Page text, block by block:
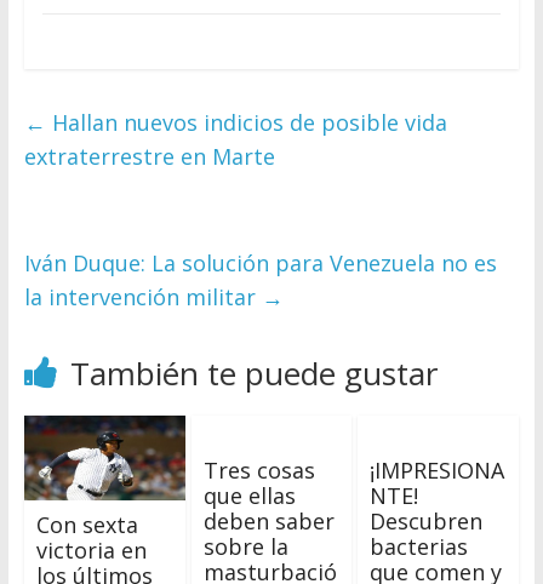
← Hallan nuevos indicios de posible vida
extraterrestre en Marte
Iván Duque: La solución para Venezuela no es
la intervención militar →
También te puede gustar
Con sexta
victoria en
los últimos
Tres cosas
que ellas
deben saber
sobre la
masturbació
¡IMPRESIONA
NTE!
Descubren
bacterias
que comen y